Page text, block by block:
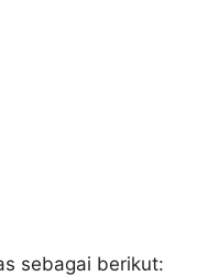
sebagai berikut: